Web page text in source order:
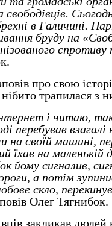
в Галичині.
бруду на
про свою
нібито трапилася з
і читаю,
перебував
на своїй машині,
їхав на маленькій
йому сигналив,
а потім
скло,
Олег Тягнибок.
закликав людей